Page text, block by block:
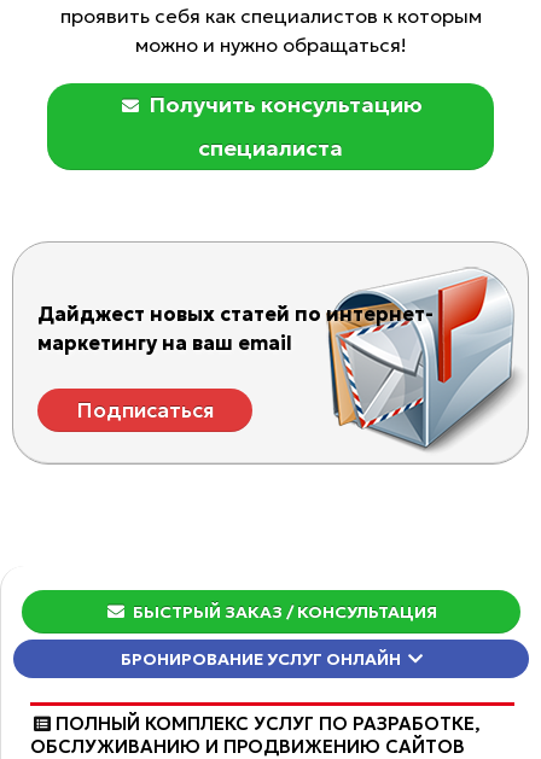
проявить себя как специалистов к которым
можно и нужно обращаться!
Получить консультацию
специалиста
Дайджест новых статей по интернет-
маркетингу на ваш email
Подписаться
БЫСТРЫЙ ЗАКАЗ / КОНСУЛЬТАЦИЯ
БРОНИРОВАНИЕ УСЛУГ ОНЛАЙН
ПОЛНЫЙ КОМПЛЕКС УСЛУГ ПО РАЗРАБОТКЕ,
ОБCЛУЖИВАНИЮ И ПРОДВИЖЕНИЮ САЙТОВ